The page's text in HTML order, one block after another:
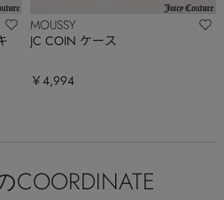
MOUSSY
JC COIN ケース
￥4,994
COORDINATE